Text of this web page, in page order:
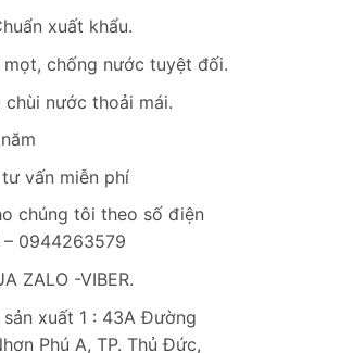
xuất khẩu.
mọt, chống nước tuyệt đối.
chùi nước thoải mái.
vấn miễn phí
chúng tôi theo số điện
0944263579
ZALO -VIBER.
xuất 1 : 43A Đường
Phú A, TP. Thủ Đức,